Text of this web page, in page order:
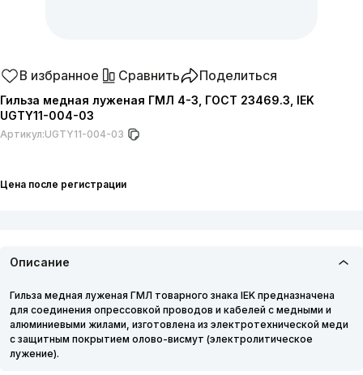
В избранное Сравнить Поделиться
Гильза медная луженая ГМЛ 4-3, ГОСТ 23469.3, IEK
UGTY11-004-03
Артикул:UGTY11-004-03
Цена после регистрации
Описание
Гильза медная луженая ГМЛ товарного знака IEK предназначена
для соединения опрессовкой проводов и кабелей с медными и
алюминиевыми жилами, изготовлена из электротехнической меди
с защитным покрытием олово-висмут (электролитическое
лужение).